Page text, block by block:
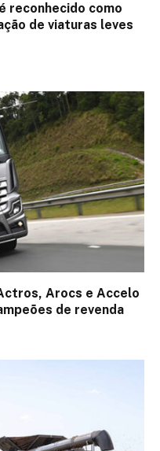
reconhecido como
de viaturas leves
Arocs e Accelo
de revenda